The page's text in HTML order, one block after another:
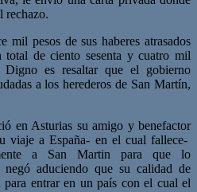
rechazo.
mil pesos de sus haberes atrasados
total de ciento sesenta y cuatro mil
Digno es resaltar que el gobierno
a los herederos de San Martín,
en Asturias su amigo y benefactor
viaje a España- en el cual fallece-
a San Martin para que lo
aduciendo que su calidad de
para entrar en un país con el cual el